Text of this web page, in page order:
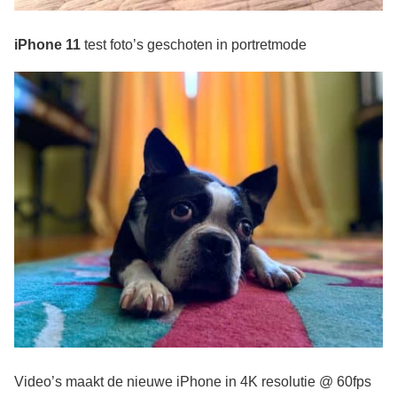
iPhone 11 test foto’s geschoten in portretmode
Video’s maakt de nieuwe iPhone in 4K resolutie @ 60fps